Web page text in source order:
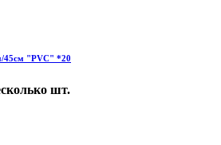
"PVC" *20
шт.